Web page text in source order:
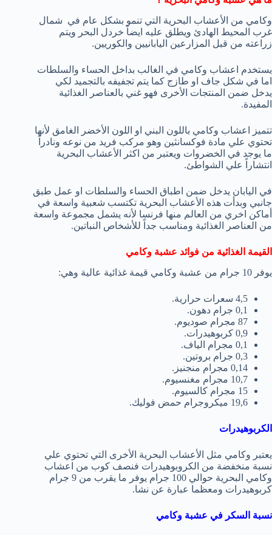
وكامي من الأعشاب البحرية التي تنمو بشكل عام في شمال
غرب المحيط الهادئ ويطلق عليه ايضاً خردل البحر ويتم
زراعته من قبل المزارعين اليابانيين والكوريين.
يستخدم اعشاب وكامي في الغالب بداخل الحساء والسلطات
اما في شكل جاف او طازج كما يتم تجفيفه بالتجميد لكي
يدخل ضمن المنتجات الأخرى فهو غني بالعناصر الغذائية
المفيدة.
تتميز اعشاب وكامي باللون البني او اللون الأخضر الغامق لأنها
تحتوي علي مادة فوكسانثين وهو مركب فريد من نوعه ونادراً
ما يوجد في الخضروات ويعتبر من اكثر الأعشاب البحرية
انتشاراً علي الشواطئ.
في اليابان يدخل ضمن اطباق الحساء والسلطات او عمل طبق
جانبي وبدأت هذه الأعشاب البحرية تكتسب شعبية واسعة في
أماكن اخري من العالم منها فرنسا لأنه يشمل مجموعة واسعة
من العناصر الغذائية ومناسب جداً للأشخاص النباتين.
القيمة الغذائية من فوائد عشبة وكامي
يوفر 10 جرام من عشبة وكامي قيمة غذائية عالية وهي:
4,5 سعرات حرارية.
0,1 جرام دهون.
87 مجرام صوديوم.
0,9 كربوهيدرات.
0,1 مجرام الياف.
0,3 جرام بروتين.
0,14 مجرام منجنيز.
10,7 مجرام مغنسيوم.
15 مجرام كالسيوم.
19,6 ميكروجرام حمض فوليك.
الكربوهيدرات
يعتبر وكامي مثل الأعشاب البحرية الأخرى التي تحتوي علي
نسبة منخفضة من الكروبوهيدرات فنصف كوب من اعشاب
وكامي البحرية حوالي 100 جرام يوفر ما يقرب من 9 جرام
كربوهيدرات ومعظما عبارة عن نشا.
نسبة السكر في عشبة وكامي